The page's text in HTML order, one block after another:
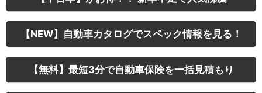
【NEW】自動車カタログでスペック情報を見る！
【無料】最短3分で自動車保険を一括見積もり